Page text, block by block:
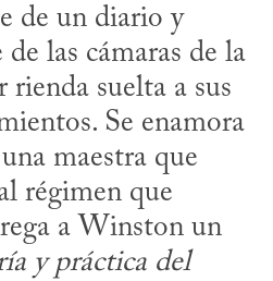
de un diario y
las cámaras de la
rienda suelta a sus
Se enamora
maestra que
régimen que
a Winston un
y práctica del